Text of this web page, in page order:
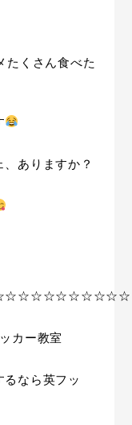
くさん食べた
ありますか？
カー教室
なら英フッ